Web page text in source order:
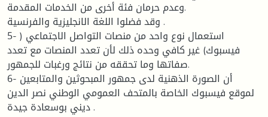
وعدم حرمان فئة أخرى من الخدمات المقدمة.
وقد فضلوا اللغة الانجليزية والفرنسية .
5- استعمال نوع واحد من منصات التواصل الاجتماعي (
فيسبوك) غير كافي وحده ذلك لأن تعدد المنصات مع تعدد
صفاتها وما تحققه من نتائج ورغبات للجمهور.
6- أن الصورة الذهنية لدى جمهور المبحوثين والمتابعين
لموقع فيسبوك الخاصة بالمتحف العمومي الوطني نصر الدين
ديني بوسعادة جيدة .